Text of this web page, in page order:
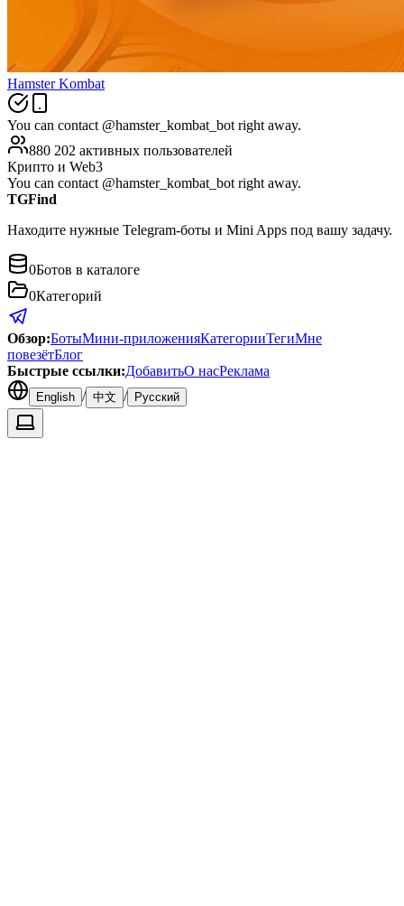
Hamster Kombat
You can contact @hamster_kombat_bot right away.
880 202 активных пользователей
Крипто и Web3
You can contact @hamster_kombat_bot right away.
TGFind
Находите нужные Telegram-боты и Mini Apps под вашу задачу.
0Ботов в каталоге
0Категорий
Обзор:БотыМини-приложенияКатегорииТегиМне
повезётБлог
Быстрые ссылки:ДобавитьО насРеклама
English / 中文 / Русский